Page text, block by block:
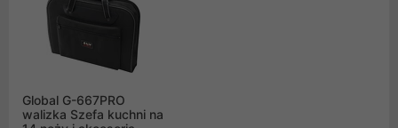
Global G-667PRO
walizka Szefa kuchni na